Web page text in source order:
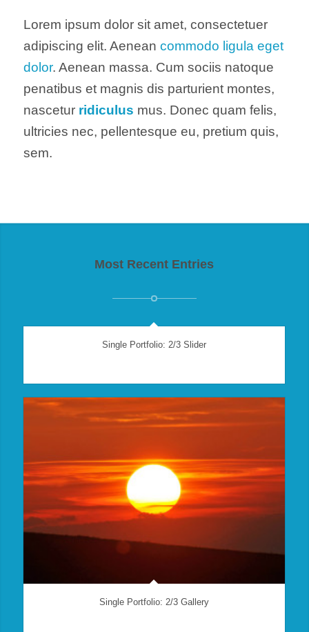
Lorem ipsum dolor sit amet, consectetuer
adipiscing elit. Aenean commodo ligula eget
dolor. Aenean massa. Cum sociis natoque
penatibus et magnis dis parturient montes,
nascetur ridiculus mus. Donec quam felis,
ultricies nec, pellentesque eu, pretium quis,
sem.
Most Recent Entries
Single Portfolio: 2/3 Slider
Single Portfolio: 2/3 Gallery